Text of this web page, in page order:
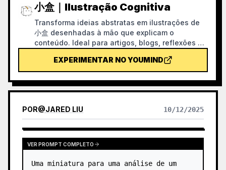
小盒｜Ilustração Cognitiva
Transforma ideias abstratas em ilustrações de
小盒 desenhadas à mão que explicam o
conteúdo. Ideal para artigos, blogs, reflexões de
e notas de conhecimento; a 小盒 permanece
sempre fechada e realiza pessoalmente as
ações principais de recolha, triagem,
organização, correção ou transferência.
EXPERIMENTAR NO YOUMIND
POR@JARED LIU 10/12/2025
VER PROMPT COMPLETO
Uma miniatura para uma análise de um